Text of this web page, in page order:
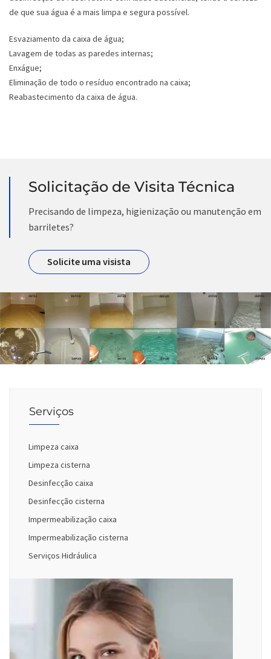
de que sua água é a mais limpa e segura possível.
Esvaziamento da caixa de água;
Lavagem de todas as paredes internas;
Enxágue;
Eliminação de todo o resíduo encontrado na caixa;
Reabastecimento da caixa de água.
Solicitação de Visita Técnica
Precisando de limpeza, higienização ou manutenção em
barriletes?
Solicite uma visista
Serviços
Limpeza caixa
Limpeza cisterna
Desinfecção caixa
Desinfecção cisterna
Impermeabilização caixa
Impermeabilização cisterna
Serviços Hidráulica